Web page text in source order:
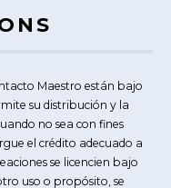
Maestro están bajo
su distribución y la
no sea con fines
el crédito adecuado a
se licencien bajo
uso o propósito, se